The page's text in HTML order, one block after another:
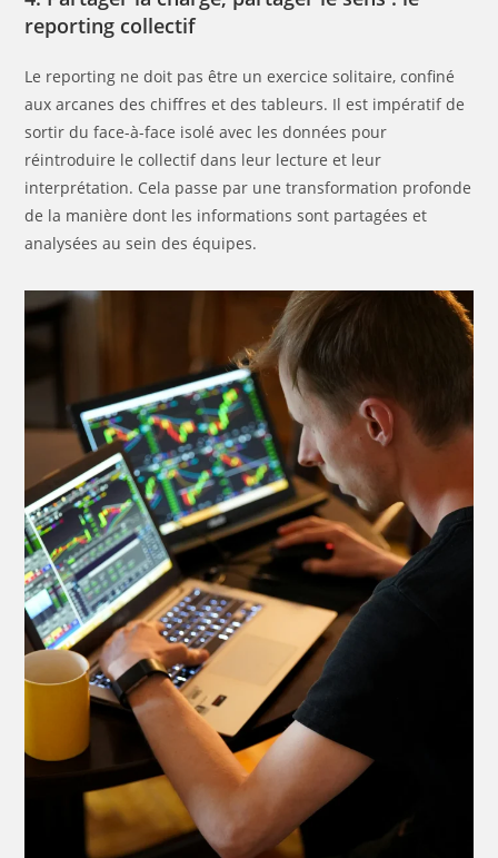
reporting collectif
Le reporting ne doit pas être un exercice solitaire, confiné
aux arcanes des chiffres et des tableurs. Il est impératif de
sortir du face-à-face isolé avec les données pour
réintroduire le collectif dans leur lecture et leur
interprétation. Cela passe par une transformation profonde
de la manière dont les informations sont partagées et
analysées au sein des équipes.